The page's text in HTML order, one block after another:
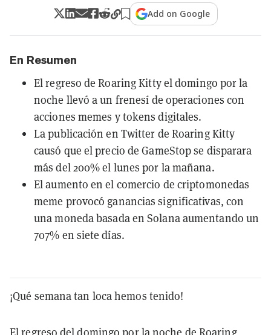
Add on Google
En Resumen
El regreso de Roaring Kitty el domingo por la
noche llevó a un frenesí de operaciones con
acciones memes y tokens digitales.
La publicación en Twitter de Roaring Kitty
causó que el precio de GameStop se disparara
más del 200% el lunes por la mañana.
El aumento en el comercio de criptomonedas
meme provocó ganancias significativas, con
una moneda basada en Solana aumentando un
707% en siete días.
¡Qué semana tan loca hemos tenido!